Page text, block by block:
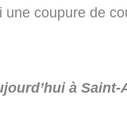
coupure de
à